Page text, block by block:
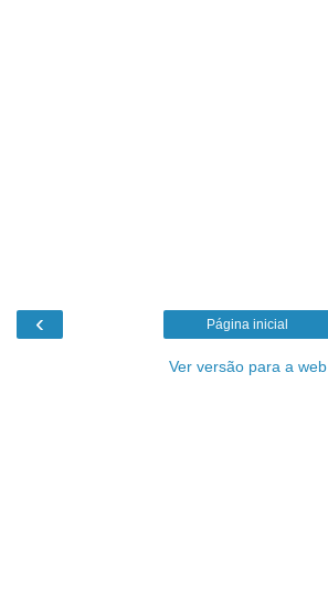
‹ Página inicial
Ver versão para a web